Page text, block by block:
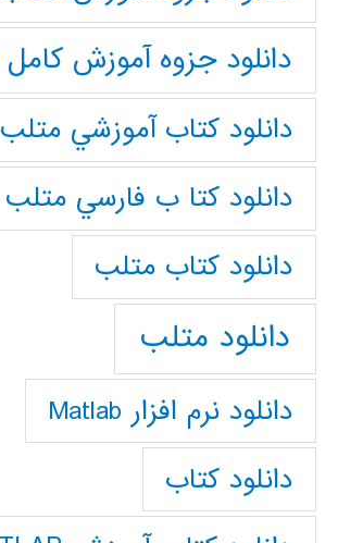
دانلود جزوه آموزش کامل matlab
دانلود كتاب آموزشي متلب
دانلود كتا ب فارسي متلب
دانلود كتاب متلب
دانلود متلب
دانلود نرم افزار Matlab
دانلود کتاب